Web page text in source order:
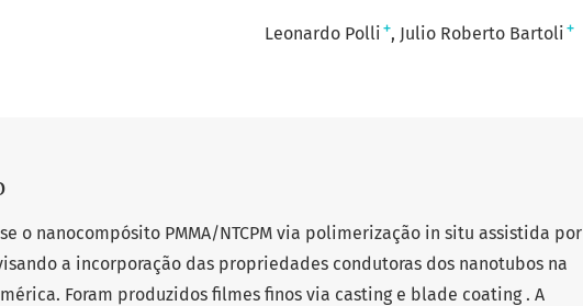
Leonardo Polli + Julio Roberto Bartoli +
o nanocompósito PMMA/NTCPM via polimerização in situ assistida por
a incorporação das propriedades condutoras dos nanotubos na
Foram produzidos filmes finos via casting e blade coating . A